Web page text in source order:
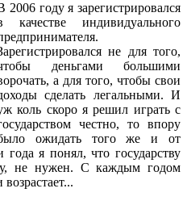
2006 году я зарегистрировался
качестве индивидуального
не для того,
деньгами большими
а для того, чтобы свои
сделать легальными. И
коль скоро я решил играть с
честно, то впору
ожидать того же и от
я понял, что государству
не нужен. С каждым годом
возрастает...